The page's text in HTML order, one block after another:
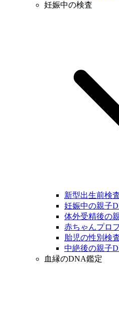
妊娠中の検査
新型出生前検
妊娠中の親子
体外受精後の
赤ちゃんプロ
胎児の性別検
中絶後の親子
血縁のDNA鑑定